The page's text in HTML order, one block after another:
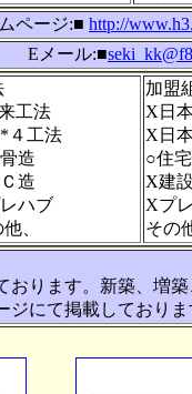
ページ:■ http://
Eメール:■
工法
４工法
造
造
ハブ
、
加盟
X日
X日
○住
X建
Xプ
その
おります。新築、増
ジにて掲載しており